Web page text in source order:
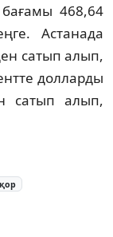
468,64
Астанада
сатып алып,
долларды
сатып алып,
қор